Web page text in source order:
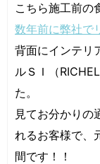
こちら施工前の
数年前に弊社で
背面にインテリ
ルＳＩ（
た。
見てお分かりの
れるお客様で、
間です！！